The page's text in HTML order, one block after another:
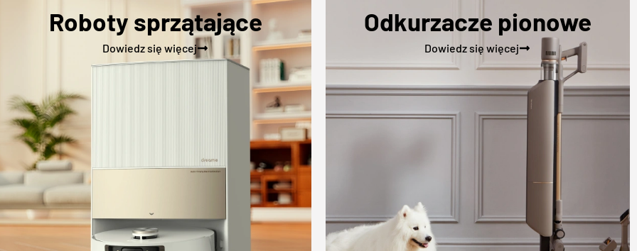
Roboty sprzątające
Dowiedz się więcej
Odkurzacze pionowe
Dowiedz się więcej